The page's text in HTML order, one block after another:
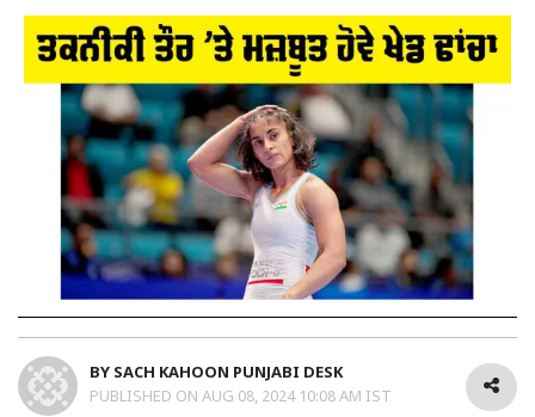
BY SACH KAHOON PUNJABI DESK
PUBLISHED ON AUG 08, 2024 10:08 AM IST